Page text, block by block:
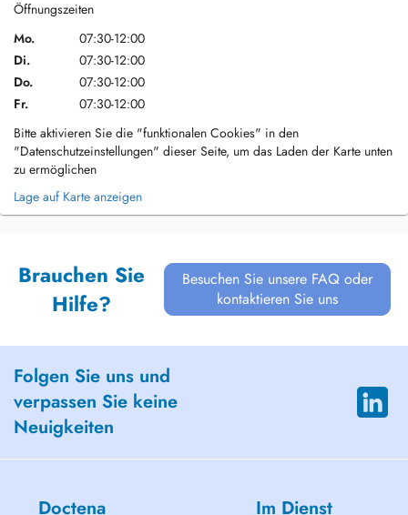
Öffnungszeiten
Mo.
07:30-12:00
Di.
07:30-12:00
Do.
07:30-12:00
Fr.
07:30-12:00
Bitte aktivieren Sie die "funktionalen Cookies" in den
"Datenschutzeinstellungen" dieser Seite, um das Laden der Karte unten
zu ermöglichen
Lage auf Karte anzeigen
Brauchen Sie
Hilfe?
Besuchen Sie unsere FAQ oder
kontaktieren Sie uns
Folgen Sie uns und
verpassen Sie keine
Neuigkeiten
Doctena Im Dienst